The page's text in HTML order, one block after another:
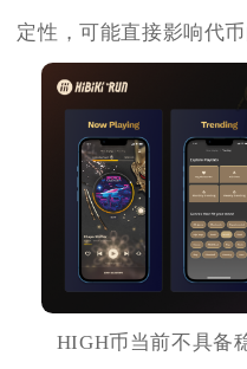
定性，可能直接影响代
HIGH币当前不具备